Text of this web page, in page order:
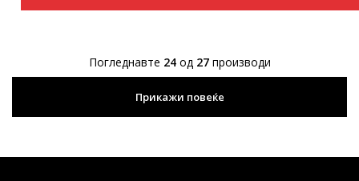
Погледнавте 24од 27производи
Прикажи повеќе